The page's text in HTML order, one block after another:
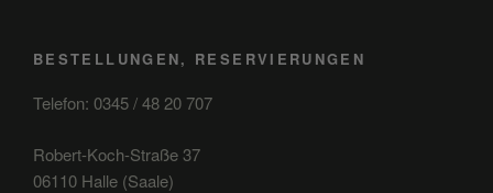
BESTELLUNGEN, RESERVIERUNGEN
Telefon: 0345 / 48 20 707
Robert-Koch-Straße 37
06110 Halle (Saale)